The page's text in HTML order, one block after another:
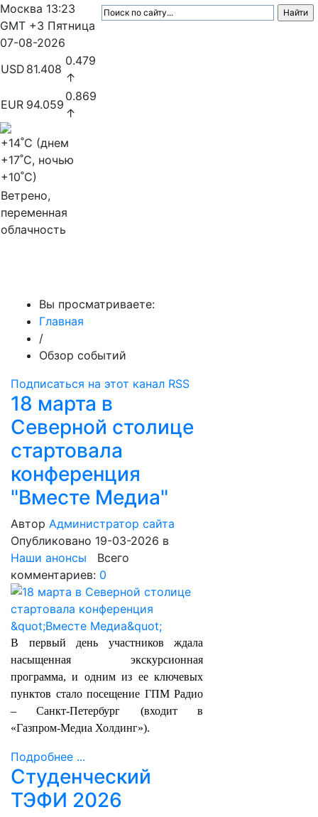
Москва 13:23
GMT +3 Пятница
07-08-2026
USD 81.408
0.479
↑
EUR 94.059
0.869
↑
+14˚C (днем
+17˚C, ночью
+10˚C)
Ветрено,
переменная
облачность
Вы просматриваете:
Главная
/
Обзор событий
Подписаться на этот канал RSS
18 марта в
Северной столице
стартовала
конференция
"Вместе Медиа"
Автор Администратор сайта
Опубликовано 19-03-2026 в
Наши анонсы Всего
комментариев: 0
В первый день участников ждала
насыщенная экскурсионная
программа, и одним из ее ключевых
пунктов стало посещение ГПМ Радио
– Санкт‑Петербург (входит в
«Газпром-Медиа Холдинг»).
Подробнее ...
Студенческий
ТЭФИ 2026